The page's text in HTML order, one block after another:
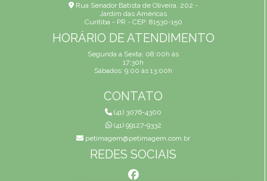
Rua Senador Batista de Oliveira, 202 -
Jardim das Américas
Curitiba - PR - CEP: 81530-150
HORÁRIO DE ATENDIMENTO
Segunda a Sexta: 08:00h às
17:30h
Sábados: 9:00 às 13:00h
CONTATO
(41) 3076-4300
(41) 99127-9332
petimagem@petimagem.com.br
REDES SOCIAIS